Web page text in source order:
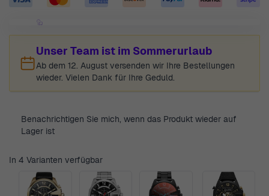
Unser Team ist im Sommerurlaub
Ab dem 12. August versenden wir Ihre Bestellungen
wieder. Vielen Dank für Ihre Geduld.
Benachrichtigen Sie mich, wenn das Produkt wieder auf
Lager ist
In 4 Varianten verfügbar